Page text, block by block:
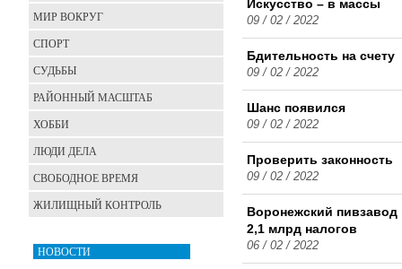
Искусство – в массы
09 / 02 / 2022
Бдительность на счету
09 / 02 / 2022
Шанс появился
09 / 02 / 2022
Проверить законность
09 / 02 / 2022
Воронежский
2,1 млрд налогов
06 / 02 / 2022
МИР ВОКРУГ
СПОРТ
СУДЬБЫ
РАЙОННЫЙ МАСШТАБ
ХОББИ
ЛЮДИ ДЕЛА
СВОБОДНОЕ ВРЕМЯ
ЖИЛИЩНЫЙ КОНТРОЛЬ
НОВОСТИ